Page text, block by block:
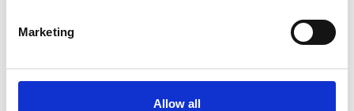
Marketing
Allow all